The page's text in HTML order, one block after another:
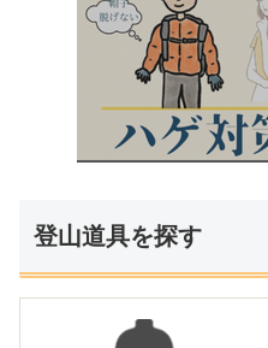
登山道具を探す